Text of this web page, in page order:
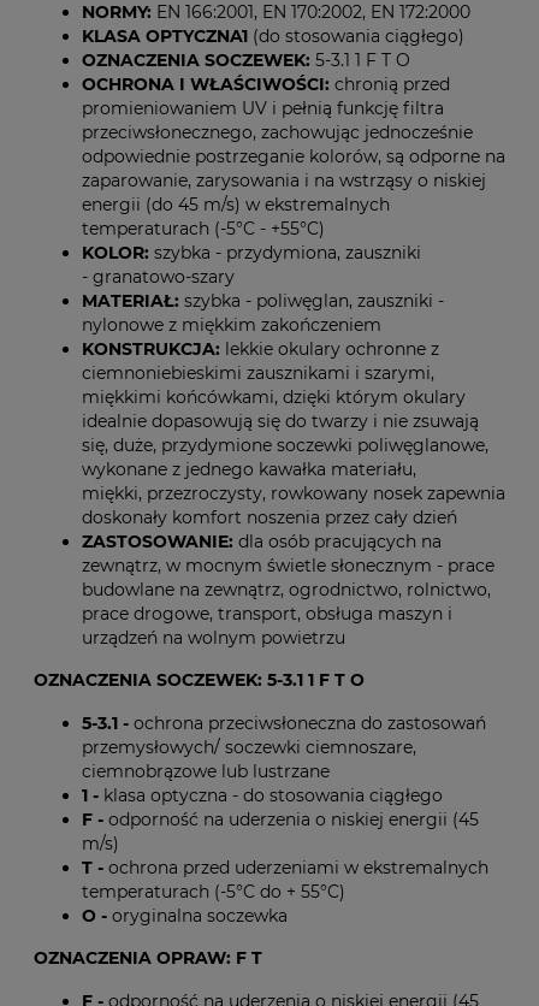
NORMY: EN 166:2001, EN 170:2002, EN 172:2000
KLASA OPTYCZNA1 (do stosowania ciągłego)
OZNACZENIA SOCZEWEK: 5-3.1 1 F T O
OCHRONA I WŁAŚCIWOŚCI: chronią przed
promieniowaniem UV i pełnią funkcję filtra
przeciwsłonecznego, zachowując jednocześnie
odpowiednie postrzeganie kolorów, są odporne na
zaparowanie, zarysowania i na wstrząsy o niskiej
energii (do 45 m/s) w ekstremalnych
temperaturach (-5°C - +55°C)
KOLOR: szybka - przydymiona, zauszniki
- granatowo-szary
MATERIAŁ: szybka - poliwęglan, zauszniki -
nylonowe z miękkim zakończeniem
KONSTRUKCJA: lekkie okulary ochronne z
ciemnoniebieskimi zausznikami i szarymi,
miękkimi końcówkami, dzięki którym okulary
idealnie dopasowują się do twarzy i nie zsuwają
się, duże, przydymione soczewki poliwęglanowe,
wykonane z jednego kawałka materiału,
miękki, przezroczysty, rowkowany nosek zapewnia
doskonały komfort noszenia przez cały dzień
ZASTOSOWANIE: dla osób pracujących na
zewnątrz, w mocnym świetle słonecznym - prace
budowlane na zewnątrz, ogrodnictwo, rolnictwo,
prace drogowe, transport, obsługa maszyn i
urządzeń na wolnym powietrzu
OZNACZENIA SOCZEWEK: 5-3.1 1 F T O
5-3.1 - ochrona przeciwsłoneczna do zastosowań
przemysłowych/ soczewki ciemnoszare,
ciemnobrązowe lub lustrzane
1 - klasa optyczna - do stosowania ciągłego
F - odporność na uderzenia o niskiej energii (45
m/s)
T - ochrona przed uderzeniami w ekstremalnych
temperaturach (-5°C do + 55°C)
O - oryginalna soczewka
OZNACZENIA OPRAW: F T
F - odporność na uderzenia o niskiej energii (45